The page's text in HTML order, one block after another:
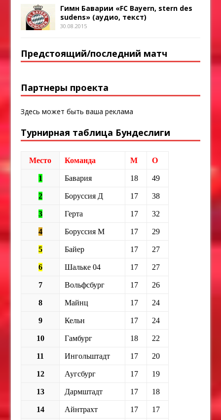
Гимн Баварии «FC Bayern, stern des
sudens» (аудио, текст)
30.08.2015
Предстоящий/последний матч
Партнеры проекта
Здесь может быть ваша реклама
Турнирная таблица Бундеслиги
Место Команда М О
1 Бавария 18 49
2 Боруссия Д 17 38
3 Герта 17 32
4 Боруссия М 17 29
5 Байер 17 27
6 Шальке 04 17 27
7 Вольфсбург 17 26
8 Майнц 17 24
9 Кельн 17 24
10 Гамбург 18 22
11 Ингольштадт 17 20
12 Аугсбург 17 19
13 Дармштадт 17 18
14 Айнтрахт 17 17